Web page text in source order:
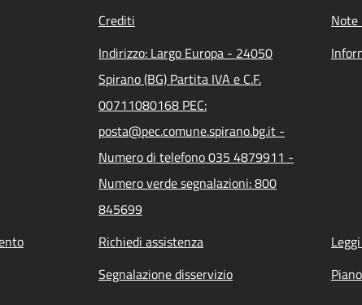
Crediti Note
Indirizzo: Largo Europa - 24050
Spirano (BG) Partita IVA e C.F.
00711080168 PEC:
posta@pec.comune.spirano.bg.it -
Numero di telefono 035 4879911 -
Numero verde segnalazioni: 800
845699
Richiedi assistenza
Segnalazione disservizio